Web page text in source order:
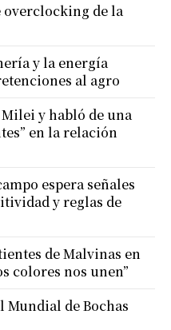
overclocking de la
y la energía
al agro
y habló de una
en la relación
espera señales
y reglas de
de Malvinas en
colores nos unen”
Mundial de Bochas